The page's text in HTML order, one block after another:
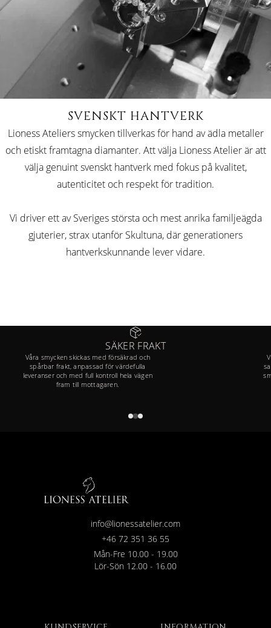
SVENSKT HANTVERK
Lioness Ateliers smycken tillverkas för hand av ädla metaller
och etiskt framtagna diamanter. Att välja Lioness Atelier är att
välja genuint svenskt hantverk med fokus på kvalitet,
autenticitet och respekt för tradition.
Vi driver ett av Sveriges största och mest anrika familjeägda
gjuterier, strax utanför Skultuna, där generationers
hantverkskunnande lever vidare.
SÄKER FRAKT
Våra smycken skickas med försäkrad och
spårbar frakt, anpassad för värdefulla
leveranser och med full kontroll hela vägen
fram till mottagaren.
info@lionessatelier.com
+46 72 351 36 55
Mån-Fre 10.00 - 19.00
Lör-Sön 12.00 - 16.00